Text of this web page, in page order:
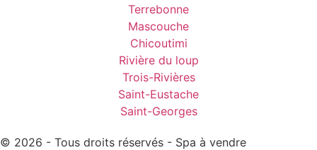
Terrebonne
Mascouche
Chicoutimi
Rivière du loup
Trois-Rivières
Saint-Eustache
Saint-Georges
© 2026 - Tous droits réservés - Spa à vendre